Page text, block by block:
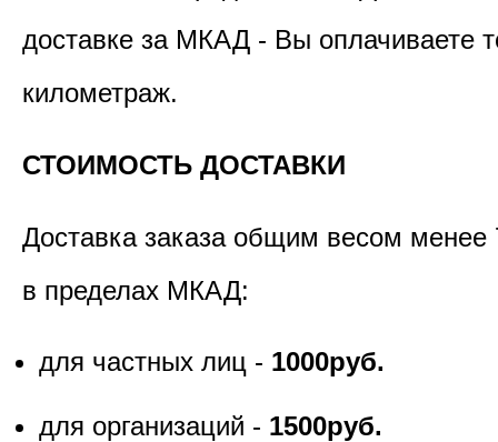
доставке за МКАД - Вы оплачиваете
километраж.
СТОИМОСТЬ ДОСТАВКИ
Доставка заказа общим весом менее
в пределах МКАД:
для частных лиц - 1000руб.
для организаций - 1500руб.